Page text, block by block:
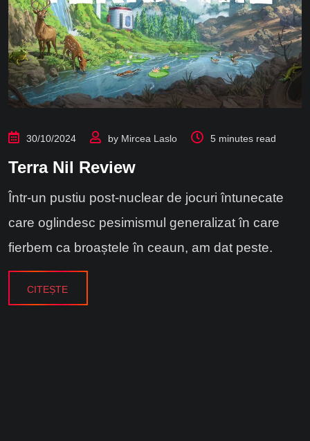
30/10/2024 by Mircea Laslo 5 minutes read
Terra Nil Review
Într-un pustiu post-nuclear de jocuri întunecate
care oglindesc pesimismul generalizat în care
fierbem ca broaștele în ceaun, am dat peste.
CITEȘTE